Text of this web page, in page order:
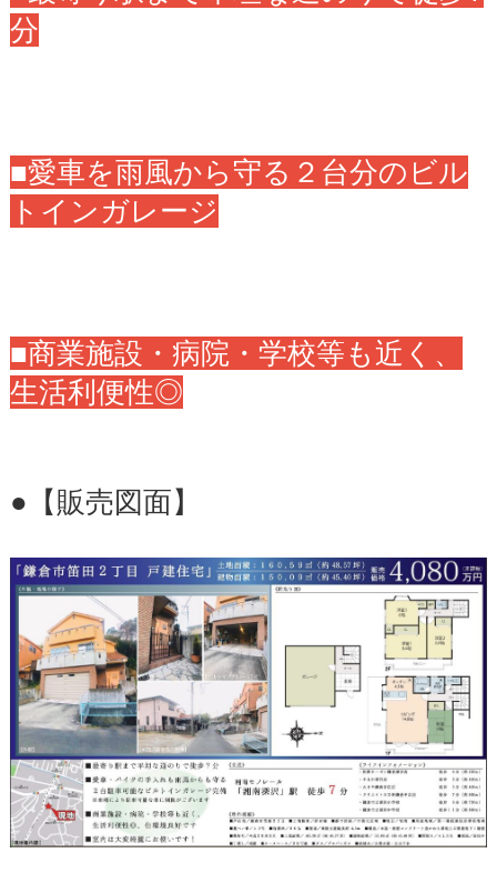
分
■愛車を雨風から守る２台分のビル
トインガレージ
■商業施設・病院・学校等も近く、
生活利便性◎
●【販売図面】